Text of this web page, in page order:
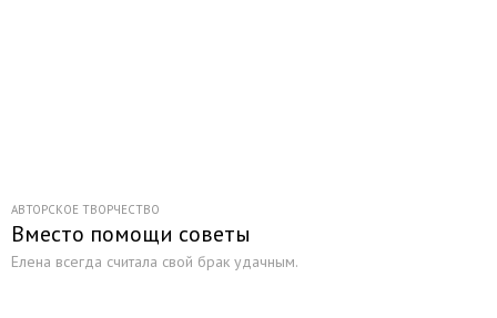
АВТОРСКОЕ ТВОРЧЕСТВО
Вместо помощи советы
Елена всегда считала свой брак удачным.